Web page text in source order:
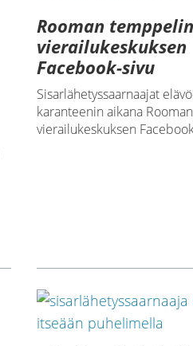
Rooman temppelin
vierailukeskuksen
Facebook-sivu
Sisarlähetyssaarnaajat
karanteenin aikana
vierailukeskuksen